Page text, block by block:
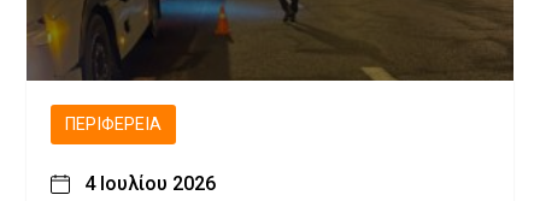
ΠΕΡΙΦΈΡΕΙΑ
4 Ιουλίου 2026